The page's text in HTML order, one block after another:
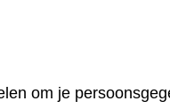
om je